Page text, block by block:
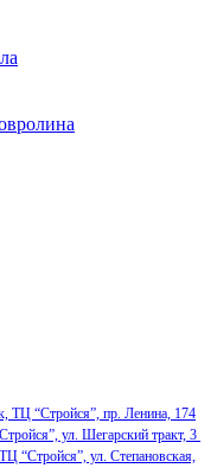
ТЦ “Стройся”, пр. Ленина, 174
ул. Шегарский тракт, 3
“Стройся”, ул. Степановская,